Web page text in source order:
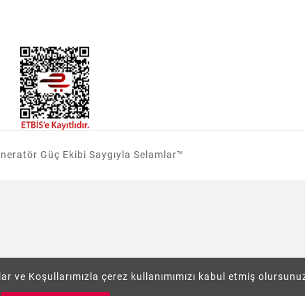
ve Koşullarımızla çerez kullanımımızı kabul etmiş
Güç Ekibi Saygıyla Selamlar™